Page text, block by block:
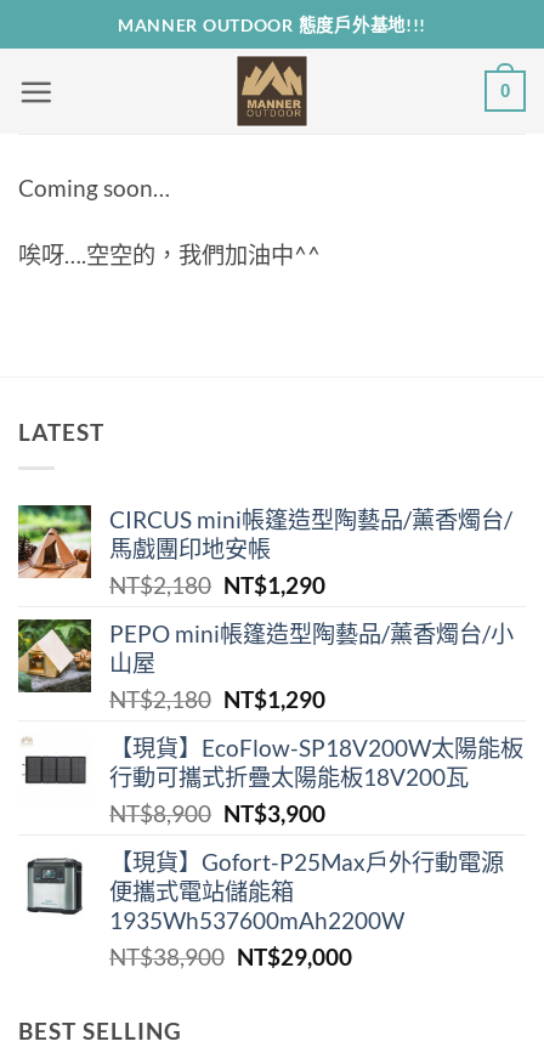
to
content
MANNER OUTDOOR 態度戶外基地!!!
0
Coming soon…
唉呀….空空的，我們加油中^^
LATEST
CIRCUS mini帳篷造型陶藝品/薰香燭台/
馬戲團印地安帳
NT$2,180 原
價
NT$2,180。
NT$1,290目
價
NT$1,290。
PEPO mini帳篷造型陶藝品/薰香燭台/小
山屋
NT$2,180 原
價
格：
NT$2,180。
NT$1,290目
價
格：
NT$1,290。
【現貨】EcoFlow-SP18V200W太陽能板
行動可攜式折疊太陽能板18V200瓦
NT$8,900 原
價
格：
NT$8,900。
NT$3,900目
價
NT$3,900。
【現貨】Gofort-P25Max戶外行動電源
便攜式電站儲能箱
1935Wh537600mAh2200W
NT$38,900 原
NT$29,000目
BEST SELLING